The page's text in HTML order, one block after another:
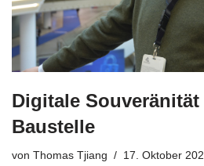
Digitale
Baustelle
von Thomas Tjiang 17. Oktober